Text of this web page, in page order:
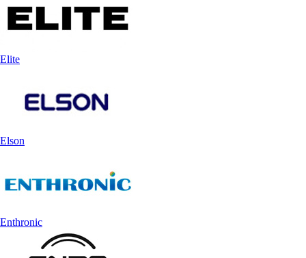
Elite
Elson
Enthronic